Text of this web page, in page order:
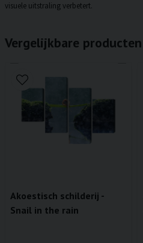
visuele uitstraling verbetert.
Vergelijkbare producten
Akoestisch schilderij -
Snail in the rain